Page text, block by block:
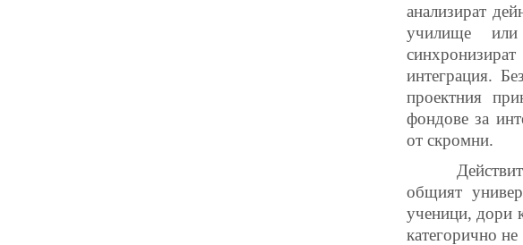
анализират
училище
интеграция.
проектния
фондове за
от скромни.
общият
ученици, дори
категорично не